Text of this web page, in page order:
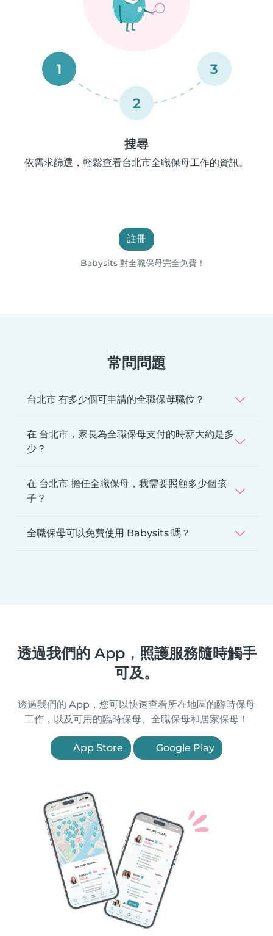
1
2
3
搜尋
依需求篩選，輕鬆查看台北市全職保母工作的資訊。
註冊
Babysits 對全職保母完全免費！
常問問題
台北市 有多少個可申請的全職保母職位？
在 台北市，家長為全職保母支付的時薪大約是多
少？
在 台北市 擔任全職保母，我需要照顧多少個孩
子？
全職保母可以免費使用 Babysits 嗎？
透過我們的 App，照護服務隨時觸手
可及。
透過我們的 App，您可以快速查看所在地區的臨時保母
工作，以及可用的臨時保母、全職保母和居家保母！
App Store Google Play